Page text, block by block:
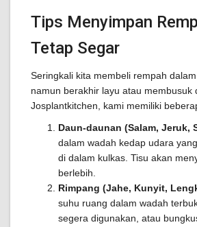
Tips Menyimpan
Tetap Segar
Seringkali kita membeli rempah
namun berakhir layu atau membusuk
Josplantkitchen, kami memiliki
Daun-daunan (Salam, Jeruk,
dalam wadah kedap udara
di dalam kulkas. Tisu akan
berlebih.
Rimpang (Jahe, Kunyit,
suhu ruang dalam wadah
segera digunakan, atau